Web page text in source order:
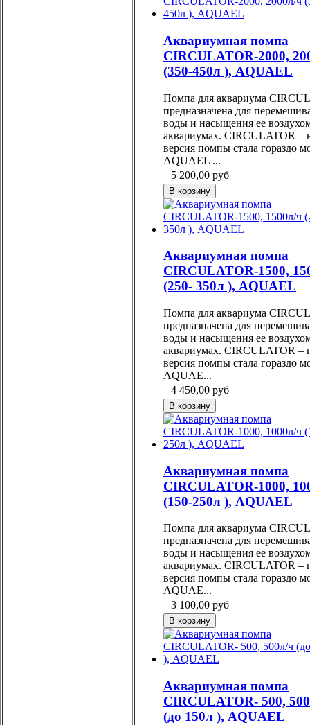
Аквариумная помпа
CIRCULATOR-2000,
(350-450л ), AQUAEL
Помпа для аквариума
предназначена для
воды и насыщения ее
аквариумах. CIRCULATOR –
версия помпы стала гораздо
AQUAEL ...
5 200,00 руб
Аквариумная помпа
CIRCULATOR-1500,
(250- 350л ), AQUAEL
Помпа для аквариума
предназначена для
воды и насыщения ее
аквариумах. CIRCULATOR –
версия помпы стала гораздо
AQUAE...
4 450,00 руб
Аквариумная помпа
CIRCULATOR-1000,
(150-250л ), AQUAEL
Помпа для аквариума
предназначена для
воды и насыщения ее
аквариумах. CIRCULATOR –
версия помпы стала гораздо
AQUAE...
3 100,00 руб
Аквариумная помпа
CIRCULATOR- 500,
(до 150л ), AQUAEL